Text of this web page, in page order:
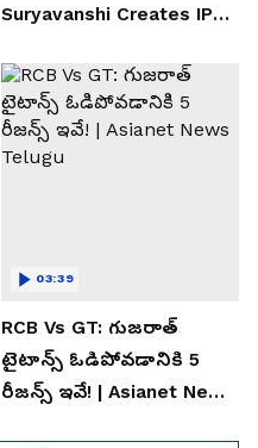
Suryavanshi Creates IPL
Telugu
RCB Vs GT: గుజరాత్
టైటాన్స్ ఓడిపోవడానికి 5
రీజన్స్ ఇవే! | Asianet News
03:39